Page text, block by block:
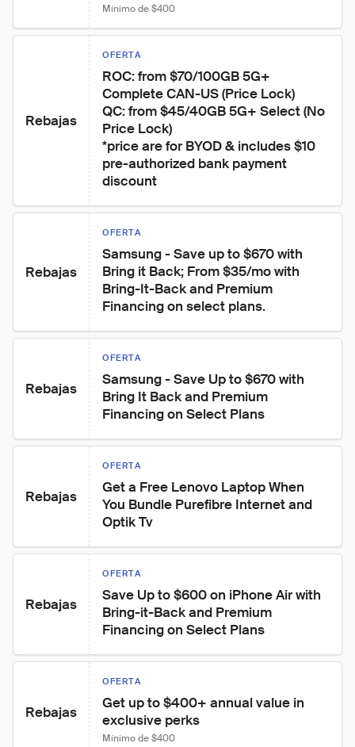
Mínimo de $400
Rebajas
OFERTA
ROC: from $70/100GB 5G+
Complete CAN-US (Price Lock)
QC: from $45/40GB 5G+ Select (No
Price Lock)
*price are for BYOD & includes $10
pre-authorized bank payment
discount
Rebajas
OFERTA
Samsung - Save up to $670 with
Bring it Back; From $35/mo with
Bring-It-Back and Premium
Financing on select plans.
Rebajas
OFERTA
Samsung - Save Up to $670 with
Bring It Back and Premium
Financing on Select Plans
Rebajas
OFERTA
Get a Free Lenovo Laptop When
You Bundle Purefibre Internet and
Optik Tv
Rebajas
OFERTA
Save Up to $600 on iPhone Air with
Bring-it-Back and Premium
Financing on Select Plans
Rebajas
OFERTA
Get up to $400+ annual value in
exclusive perks
Mínimo de $400